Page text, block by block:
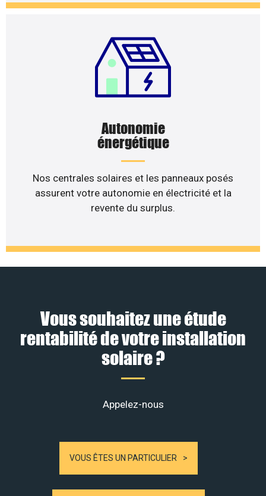
Autonomie
énergétique
Nos centrales solaires et les panneaux posés
assurent votre autonomie en électricité et la
revente du surplus.
Vous souhaitez une étude
rentabilité de votre installation
solaire ?
Appelez-nous
VOUS ÊTES UN PARTICULIER